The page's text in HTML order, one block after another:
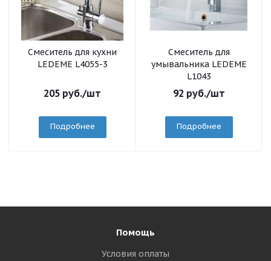
Смеситель для кухни
LEDEME L4055-3
205 руб./шт
Подробнее
Смеситель для
умывальника LEDEME
L1043
92 руб./шт
Подробнее
Помощь
Условия оплаты